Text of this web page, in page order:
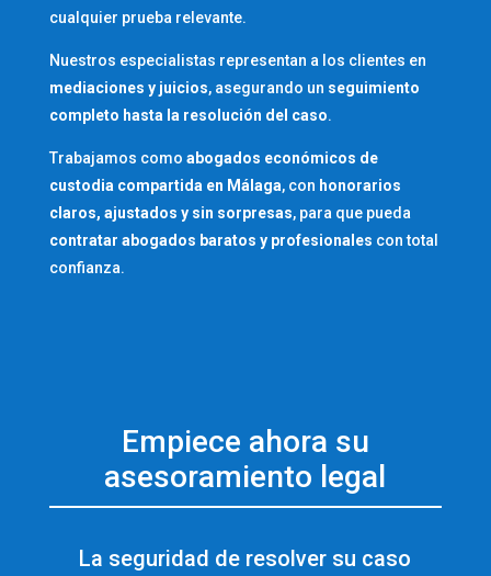
cualquier prueba relevante.
Nuestros especialistas representan a los clientes en
mediaciones y juicios, asegurando un seguimiento
completo hasta la resolución del caso.
Trabajamos como abogados económicos de
custodia compartida en Málaga, con honorarios
claros, ajustados y sin sorpresas, para que pueda
contratar abogados baratos y profesionales con total
confianza.
Empiece ahora su
asesoramiento legal
La seguridad de resolver su caso